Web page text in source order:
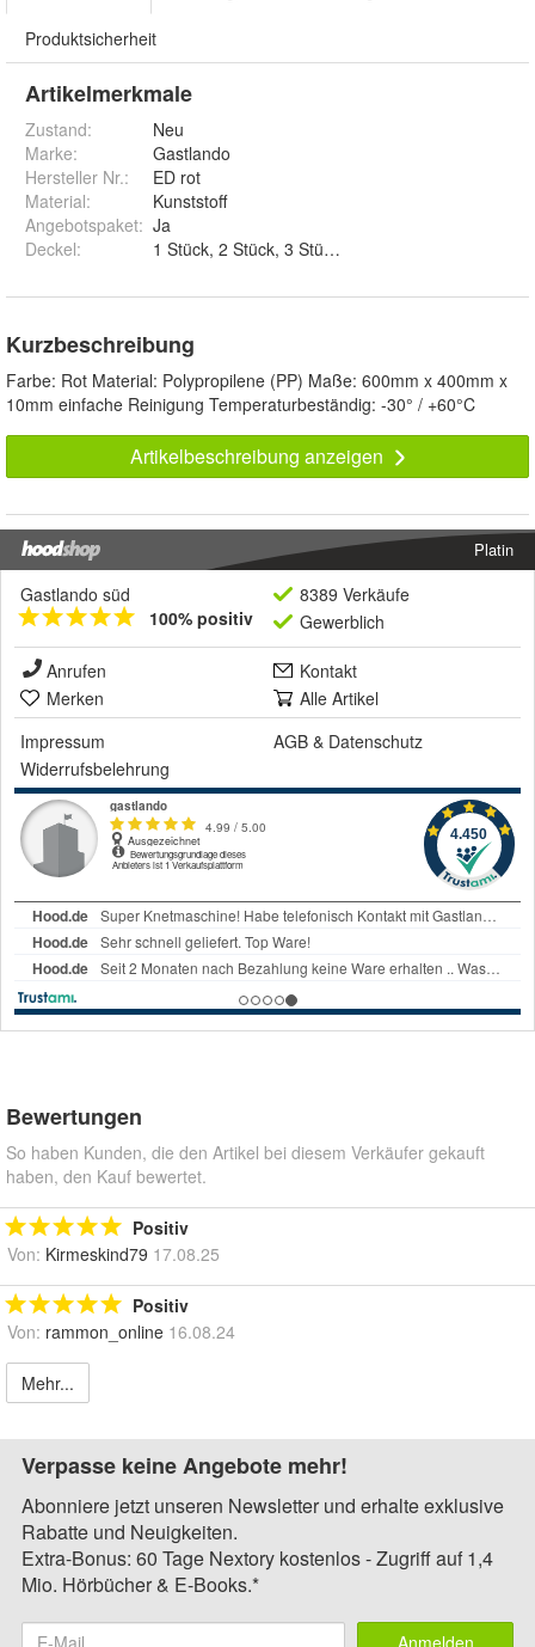
Produktsicherheit
Artikelmerkmale
Zustand:
Neu
Marke:
Gastlando
Hersteller Nr.:
ED rot
Material:
Kunststoff
Angebotspaket: Ja
Deckel:
Kurzbeschreibung
Farbe: Rot Material: Polypropilene (PP) Maße: 600mm x 400mm x
10mm einfache Reinigung Temperaturbeständig: -30° / +60°C
Artikelbeschreibung anzeigen
Platin
Gastlando süd
100% positiv
8389 Verkäufe
Gewerblich
Anrufen
Kontakt
Merken
Alle Artikel
Impressum
AGB & Datenschutz
Widerrufsbelehrung
Bewertungen
So haben Kunden, die den Artikel bei diesem Verkäufer gekauft
haben, den Kauf bewertet.
Positiv
Von: Kirmeskind79 17.08.25
Positiv
Von: rammon_online 16.08.24
Mehr...
Verpasse keine Angebote mehr!
Abonniere jetzt unseren Newsletter und erhalte exklusive
Rabatte und Neuigkeiten.
Extra-Bonus: 60 Tage Nextory kostenlos - Zugriff auf 1,4
Mio. Hörbücher & E-Books.*
Anmelden